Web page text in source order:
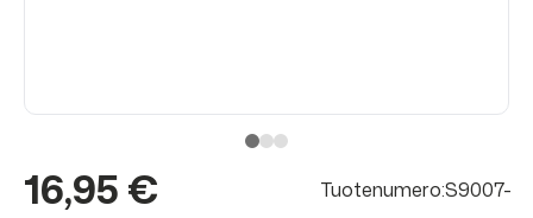
16,95 €
Tuotenumero:S9007-